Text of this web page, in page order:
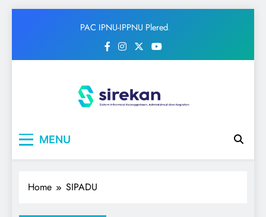
PAC IPNU-IPPNU Plered
Bersama Sambut Maulid
MENU
Home SIPADU